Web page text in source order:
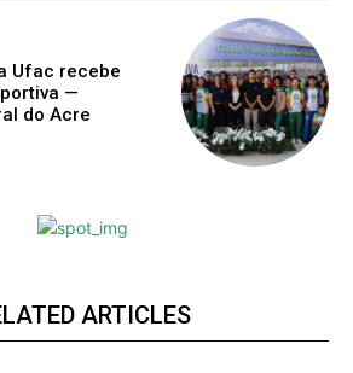
Ufac recebe
—
do Acre
ARTICLES